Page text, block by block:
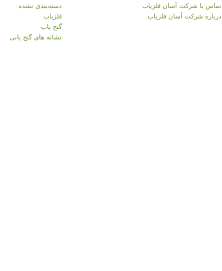
تماس با شرکت آسان فلزیاب
درباره شرکت آسان فلزیاب
دسته‌بندی نشده
فلزیاب
گنج یاب
نشانه های گنج یابی